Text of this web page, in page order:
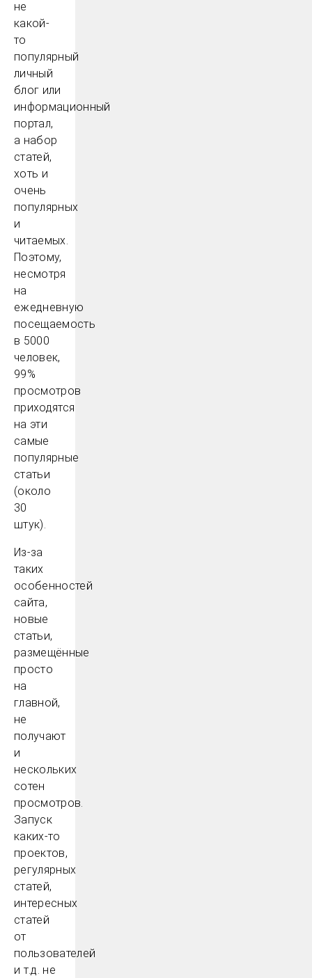
не
какой-
то
популярный
личный
блог или
информационный
портал,
а набор
статей,
хоть и
очень
популярных
и
читаемых.
Поэтому,
несмотря
на
ежедневную
посещаемость
в 5000
человек,
99%
просмотров
приходятся
на эти
самые
популярные
статьи
(около
30
штук).
Из-за
таких
особенностей
сайта,
новые
статьи,
размещённые
просто
на
главной,
не
получают
и
нескольких
сотен
просмотров.
Запуск
каких-то
проектов,
регулярных
статей,
интересных
статей
от
пользователей
и т.д. не